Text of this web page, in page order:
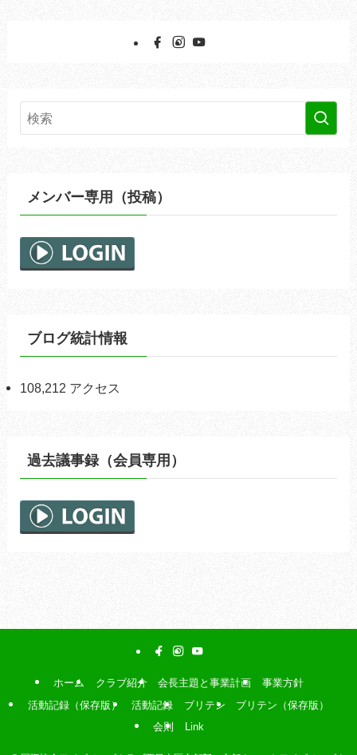
メンバー専用（投稿）
ブログ統計情報
108,212 アクセス
過去議事録（会員専用）
ホーム クラブ紹介 会長主題と事業計画
事業方針
活動記録（保存版）
活動記録 ブリテン
ブリテン（保存版）
会則
Link